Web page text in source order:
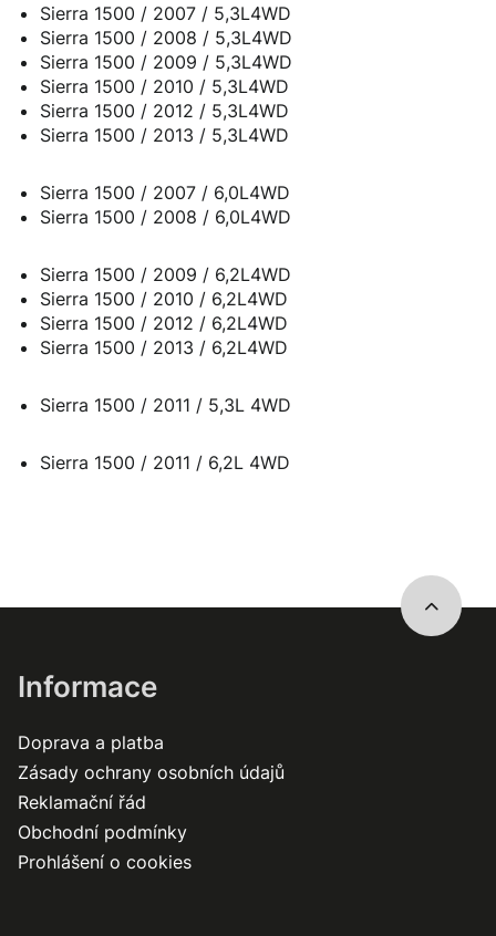
Sierra 1500 / 2007 / 5,3L4WD
Sierra 1500 / 2008 / 5,3L4WD
Sierra 1500 / 2009 / 5,3L4WD
Sierra 1500 / 2010 / 5,3L4WD
Sierra 1500 / 2012 / 5,3L4WD
Sierra 1500 / 2013 / 5,3L4WD
Sierra 1500 / 2007 / 6,0L4WD
Sierra 1500 / 2008 / 6,0L4WD
Sierra 1500 / 2009 / 6,2L4WD
Sierra 1500 / 2010 / 6,2L4WD
Sierra 1500 / 2012 / 6,2L4WD
Sierra 1500 / 2013 / 6,2L4WD
Sierra 1500 / 2011 / 5,3L 4WD
Sierra 1500 / 2011 / 6,2L 4WD
Informace
Doprava a platba
Zásady ochrany osobních údajů
Reklamační řád
Obchodní podmínky
Prohlášení o cookies